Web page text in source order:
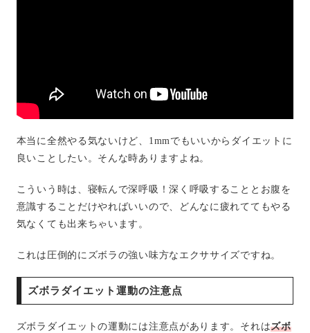
本当に全然やる気ないけど、1mmでもいいからダイエットに
良いことしたい。そんな時ありますよね。
こういう時は、寝転んで深呼吸！深く呼吸することとお腹を
意識することだけやればいいので、どんなに疲れててもやる
気なくても出来ちゃいます。
これは圧倒的にズボラの強い味方なエクササイズですね。
ズボラダイエット運動の注意点
ズボラダイエットの運動には注意点があります。それはズボ